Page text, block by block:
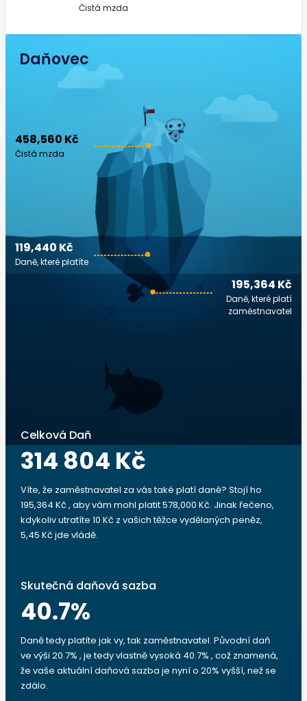
Čistá mzda
Daňovec
458,560 Kč
Čistá mzda
195,364 Kč
Daně, které platí
zaměstnavatel
119,440 Kč
Daně, které platíte
Celková Daň
314 804 Kč
Víte, že zaměstnavatel za vás také platí daně? Stojí ho
195,364 Kč , aby vám mohl platit 578,000 Kč. Jinak řečeno,
kdykoliv utratíte 10 Kč z vašich těžce vydělaných peněz,
5,45 Kč jde vládě.
Skutečná daňová sazba
40.7%
Daně tedy platíte jak vy, tak zaměstnavatel. Původní daň
ve výši 20.7% , je tedy vlastně vysoká 40.7% , což znamená,
že vaše aktuální daňová sazba je nyní o 20% vyšší, než se
zdálo.